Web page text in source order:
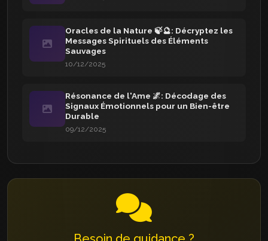
Oracles de la Nature 🍃🔮: Décryptez les
Messages Spirituels des Éléments
Sauvages
10/12/2025
Résonance de l'Ame 🌌: Décodage des
Signaux Émotionnels pour un Bien-être
Durable
09/12/2025